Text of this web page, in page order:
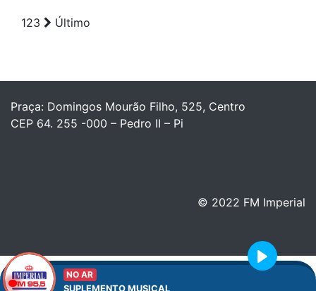
123 Último
NO AR
SUPLEMENTO MUSICAL
Play
Praça: Domingos Mourão Filho, 525, Centro
CEP 64. 255 -000 – Pedro II – Pi
© 2022 FM Imperial